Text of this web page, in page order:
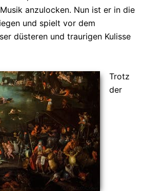
anzulocken. Nun ist er in die
und spielt vor dem
düsteren und traurigen Kulisse
Trotz
der